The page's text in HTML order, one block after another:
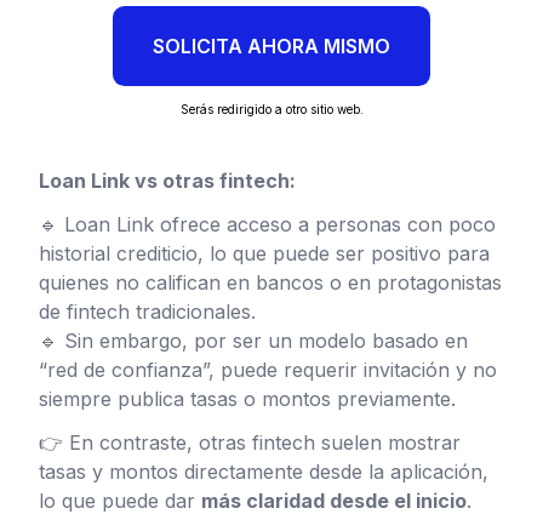
SOLICITA AHORA MISMO
Serás redirigido a otro sitio web.
Loan Link vs otras fintech:
🔹 Loan Link ofrece acceso a personas con poco
historial crediticio, lo que puede ser positivo para
quienes no califican en bancos o en protagonistas
de fintech tradicionales.
🔹 Sin embargo, por ser un modelo basado en
“red de confianza”, puede requerir invitación y no
siempre publica tasas o montos previamente.
👉 En contraste, otras fintech suelen mostrar
tasas y montos directamente desde la aplicación,
lo que puede dar más claridad desde el inicio.